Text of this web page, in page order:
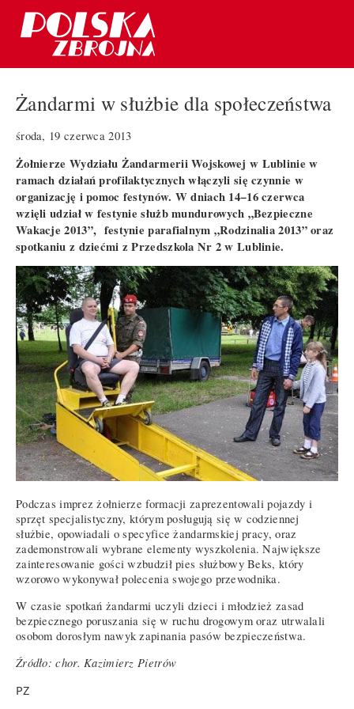
Żandarmi w służbie dla społeczeństwa
środa, 19 czerwca 2013
Żołnierze Wydziału Żandarmerii Wojskowej w Lublinie w
ramach działań profilaktycznych włączyli się czynnie w
organizację i pomoc festynów. W dniach 14−16 czerwca
wzięli udział w festynie służb mundurowych „Bezpieczne
Wakacje 2013”, festynie parafialnym „Rodzinalia 2013” oraz
spotkaniu z dziećmi z Przedszkola Nr 2 w Lublinie.
Podczas imprez żołnierze formacji zaprezentowali pojazdy i
sprzęt specjalistyczny, którym posługują się w codziennej
służbie, opowiadali o specyfice żandarmskiej pracy, oraz
zademonstrowali wybrane elementy wyszkolenia. Największe
zainteresowanie gości wzbudził pies służbowy Beks, który
wzorowo wykonywał polecenia swojego przewodnika.
W czasie spotkań żandarmi uczyli dzieci i młodzież zasad
bezpiecznego poruszania się w ruchu drogowym oraz utrwalali
osobom dorosłym nawyk zapinania pasów bezpieczeństwa.
Źródło: chor. Kazimierz Pietrów
PZ